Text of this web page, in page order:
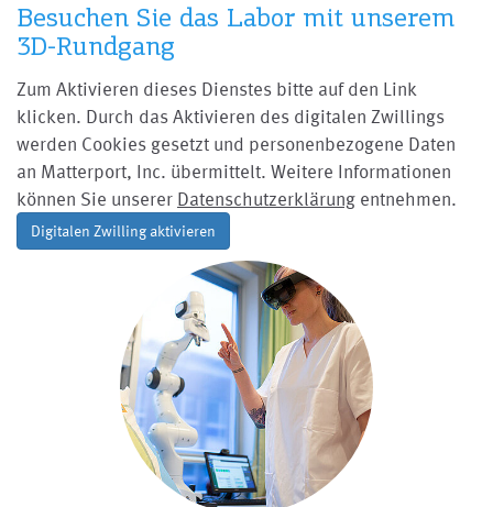
Besuchen Sie das Labor mit unserem
3D-Rundgang
Zum Aktivieren dieses Dienstes bitte auf den Link
klicken. Durch das Aktivieren des digitalen Zwillings
werden Cookies gesetzt und personenbezogene Daten
an Matterport, Inc. übermittelt. Weitere Informationen
können Sie unserer Datenschutzerklärung entnehmen.
Digitalen Zwilling aktivieren